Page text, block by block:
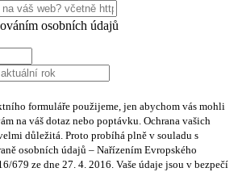
osobních údajů
formuláře použijeme, jen abychom vás mohli
na váš dotaz nebo poptávku. Ochrana vašich
důležitá. Proto probíhá plně v souladu s
osobních údajů – Nařízením Evropského
679 ze dne 27. 4. 2016. Vaše údaje jsou v bezpečí